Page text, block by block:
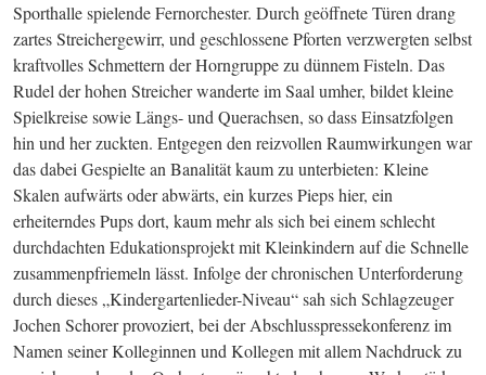
Sporthalle spielende Fernorchester. Durch geöffnete Türen drang
zartes Streichergewirr, und geschlossene Pforten verzwergten selbst
kraftvolles Schmettern der Horngruppe zu dünnem Fisteln. Das
Rudel der hohen Streicher wanderte im Saal umher, bildet kleine
Spielkreise sowie Längs- und Querachsen, so dass Einsatzfolgen
hin und her zuckten. Entgegen den reizvollen Raumwirkungen war
das dabei Gespielte an Banalität kaum zu unterbieten: Kleine
Skalen aufwärts oder abwärts, ein kurzes Pieps hier, ein
erheiterndes Pups dort, kaum mehr als sich bei einem schlecht
durchdachten Edukationsprojekt mit Kleinkindern auf die Schnelle
zusammenpfriemeln lässt. Infolge der chronischen Unterforderung
durch dieses „Kindergartenlieder-Niveau“ sah sich Schlagzeuger
Jochen Schorer provoziert, bei der Abschlusspressekonferenz im
Namen seiner Kolleginnen und Kollegen mit allem Nachdruck zu